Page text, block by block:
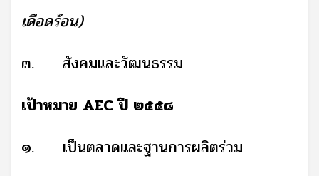
เดือดร้อน)
๓.
สังคมและวัฒนธรรม
เป้าหมาย AECปี ๒๕๕๘
๑.
เป็นตลาดและฐานการผลิตร่วม